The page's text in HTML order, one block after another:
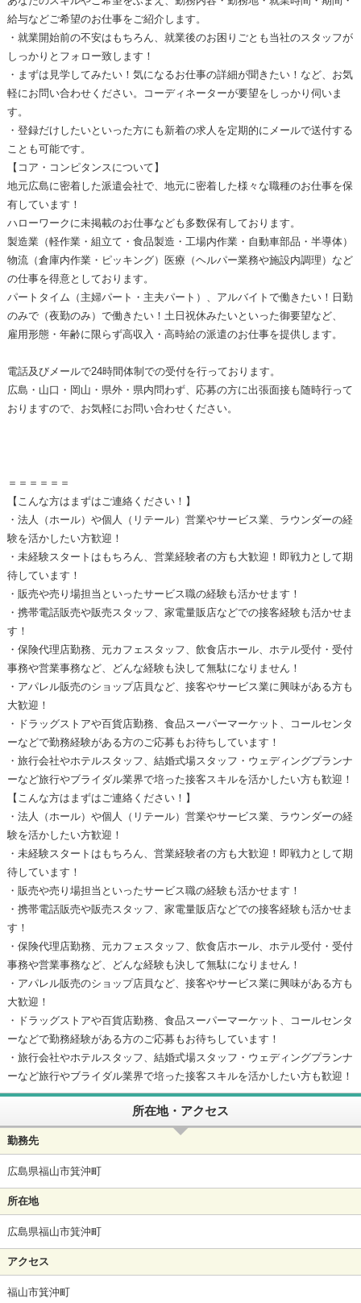
給与などご希望のお仕事をご紹介します。
・就業開始前の不安はもちろん、就業後のお困りごとも当社のスタッフが
しっかりとフォロー致します！
・まずは見学してみたい！気になるお仕事の詳細が聞きたい！など、お気
軽にお問い合わせください。コーディネーターが要望をしっかり伺いま
す。
・登録だけしたいといった方にも新着の求人を定期的にメールで送付する
ことも可能です。
【コア・コンピタンスについて】
地元広島に密着した派遣会社で、地元に密着した様々な職種のお仕事を保
有しています！
ハローワークに未掲載のお仕事なども多数保有しております。
製造業（軽作業・組立て・食品製造・工場内作業・自動車部品・半導体）
物流（倉庫内作業・ピッキング）医療（ヘルパー業務や施設内調理）など
の仕事を得意としております。
パートタイム（主婦パート・主夫パート）、アルバイトで働きたい！日勤
のみで（夜勤のみ）で働きたい！土日祝休みたいといった御要望など、
雇用形態・年齢に限らず高収入・高時給の派遣のお仕事を提供します。
電話及びメールで24時間体制での受付を行っております。
広島・山口・岡山・県外・県内問わず、応募の方に出張面接も随時行って
おりますので、お気軽にお問い合わせください。
＝＝＝＝＝＝
【こんな方はまずはご連絡ください！】
・法人（ホール）や個人（リテール）営業やサービス業、ラウンダーの経
験を活かしたい方歓迎！
・未経験スタートはもちろん、営業経験者の方も大歓迎！即戦力として期
待しています！
・販売や売り場担当といったサービス職の経験も活かせます！
・携帯電話販売や販売スタッフ、家電量販店などでの接客経験も活かせま
す！
・保険代理店勤務、元カフェスタッフ、飲食店ホール、ホテル受付・受付
事務や営業事務など、どんな経験も決して無駄になりません！
・アパレル販売のショップ店員など、接客やサービス業に興味がある方も
大歓迎！
・ドラッグストアや百貨店勤務、食品スーパーマーケット、コールセンタ
ーなどで勤務経験がある方のご応募もお待ちしています！
・旅行会社やホテルスタッフ、結婚式場スタッフ・ウェディングプランナ
ーなど旅行やブライダル業界で培った接客スキルを活かしたい方も歓迎！
【こんな方はまずはご連絡ください！】
・法人（ホール）や個人（リテール）営業やサービス業、ラウンダーの経
験を活かしたい方歓迎！
・未経験スタートはもちろん、営業経験者の方も大歓迎！即戦力として期
待しています！
・販売や売り場担当といったサービス職の経験も活かせます！
・携帯電話販売や販売スタッフ、家電量販店などでの接客経験も活かせま
す！
・保険代理店勤務、元カフェスタッフ、飲食店ホール、ホテル受付・受付
事務や営業事務など、どんな経験も決して無駄になりません！
・アパレル販売のショップ店員など、接客やサービス業に興味がある方も
大歓迎！
・ドラッグストアや百貨店勤務、食品スーパーマーケット、コールセンタ
ーなどで勤務経験がある方のご応募もお待ちしています！
・旅行会社やホテルスタッフ、結婚式場スタッフ・ウェディングプランナ
ーなど旅行やブライダル業界で培った接客スキルを活かしたい方も歓迎！
所在地・アクセス
勤務先
広島県福山市箕沖町
所在地
広島県福山市箕沖町
アクセス
福山市箕沖町